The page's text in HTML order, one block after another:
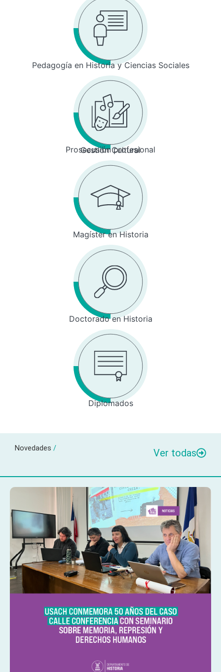
Pedagogía en Historia y Ciencias Sociales
Prosecusión profesional
Gestión Cultural
Magíster en Historia
Doctorado en Historia
Diplomados
Novedades / Ver todas